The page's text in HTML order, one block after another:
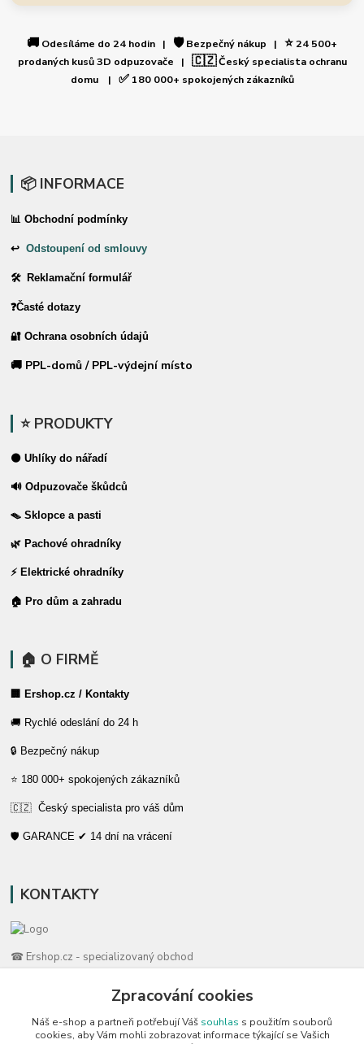
🚚 Odesíláme do 24 hodin | 🛡️Bezpečný nákup | ⭐24 500+
prodaných kusů 3D odpuzovače | 🇨🇿Český specialista ochranu
domu | ✅180 000+ spokojených zákazníků
📦 INFORMACE
📊 Obchodní podmínky
↩Odstoupení od smlouvy
🛠 Reklamační formulář
❓Časté dotazy
🔐 Ochrana osobních údajů
🚚 PPL-domů / PPL-výdejní místo
⭐ PRODUKTY
⚫ Uhlíky do nářadí
🔊 Odpuzovače škůdců
🪤 Sklopce a pasti
🌿 Pachové ohradníky
⚡ Elektrické ohradníky
🏠 Pro dům a zahradu
🏠 O FIRMĚ
🏢 Ershop.cz / Kontakty
🚚 Rychlé odeslání do 24 h
🔒 Bezpečný nákup
⭐ 180 000+ spokojených zákazníků
🇨🇿 Český specialista pro váš dům
🛡️ GARANCE ✔ 14 dní na vrácení
KONTAKTY
☎ Ershop.cz - specializovaný obchod
🛡️ Zákaznická podpora
📞 728 007 997
⏰ Po-Pá | 7:00 - 13:30 |
Zpracování cookies
Náš e-shop a partneři potřebují Váš souhlas s použitím souborů
cookies, aby Vám mohli zobrazovat informace týkající se Vašich